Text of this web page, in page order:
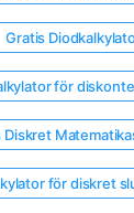
Gratis
för
Diskret
för diskret